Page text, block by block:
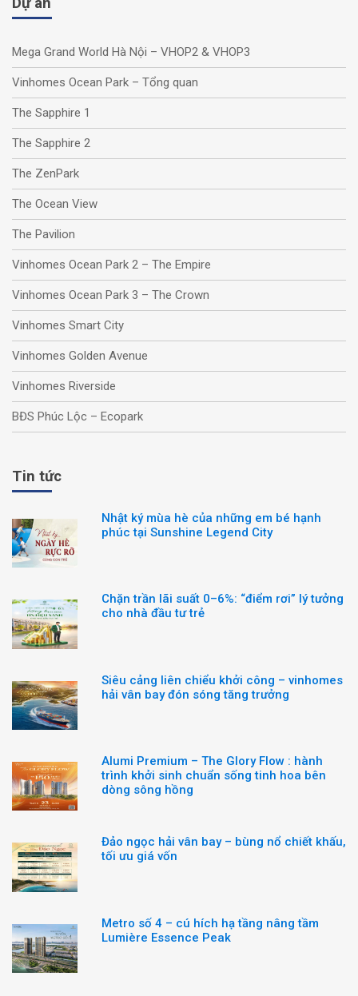
Mega Grand World Hà Nội – VHOP2 & VHOP3
Vinhomes Ocean Park – Tổng quan
The Sapphire 1
The Sapphire 2
The ZenPark
The Ocean View
The Pavilion
Vinhomes Ocean Park 2 – The Empire
Vinhomes Ocean Park 3 – The Crown
Vinhomes Smart City
Vinhomes Golden Avenue
Vinhomes Riverside
BĐS Phúc Lộc – Ecopark
Tin tức
Nhật ký mùa hè của những em bé hạnh
phúc tại Sunshine Legend City
Chặn trần lãi suất 0–6%: “điểm rơi” lý tưởng
cho nhà đầu tư trẻ
Siêu cảng liên chiểu khởi công – vinhomes
hải vân bay đón sóng tăng trưởng
Alumi Premium – The Glory Flow : hành
trình khởi sinh chuẩn sống tinh hoa bên
dòng sông hồng
Đảo ngọc hải vân bay – bùng nổ chiết khấu,
tối ưu giá vốn
Metro số 4 – cú hích hạ tầng nâng tầm
Lumière Essence Peak